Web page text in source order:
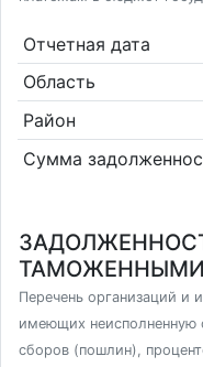
Отчетная дата
Область
Район
Сумма
Перечень организаций и
имеющих неисполненную
сборов (пошлин),